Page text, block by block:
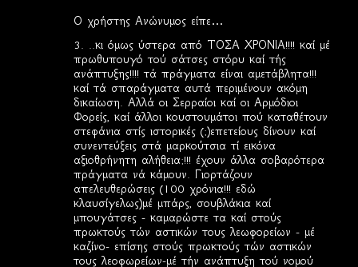
Ο χρήστης Ανώνυμος είπε…
3. ..κι όμως ύστερα από ΤΟΣΑ ΧΡΟΝΙΑ!!!! καί μέ
πρωθυπουγό τού σάτσες στόρυ καί τής
ανάπτυξης!!!! τά πράγματα είναι αμετάβλητα!!!
καί τά σπαράγματα αυτά περιμένουν ακόμη
δικαίωση. Αλλά οι Σερραίοι καί οι Αρμόδιοι
Φορείς, καί άλλοι κουστουμάτοι πού καταθέτουν
στεφάνια στίς ιστορικές (;)επετείους δίνουν καί
συνεντεύξεις στά μαρκούτσια τί εικόνα
αξιοθρήνητη αλήθεια;!!! έχουν άλλα σοβαρότερα
πράγματα νά κάμουν. Γιορτάζουν
απελευθερώσεις (100 χρόνια!!! εδώ
κλαυσίγελως)μέ μπάρς, σουβλάκια καί
μπουγάτσες - καμαρώστε τα καί στούς
πρωκτούς τών αστικών τους λεωφορείων - μέ
καζίνο- επίσης στούς πρωκτούς τών αστικών
τους λεοφωρείων-μέ τήν ανάπτυξη τού νομού